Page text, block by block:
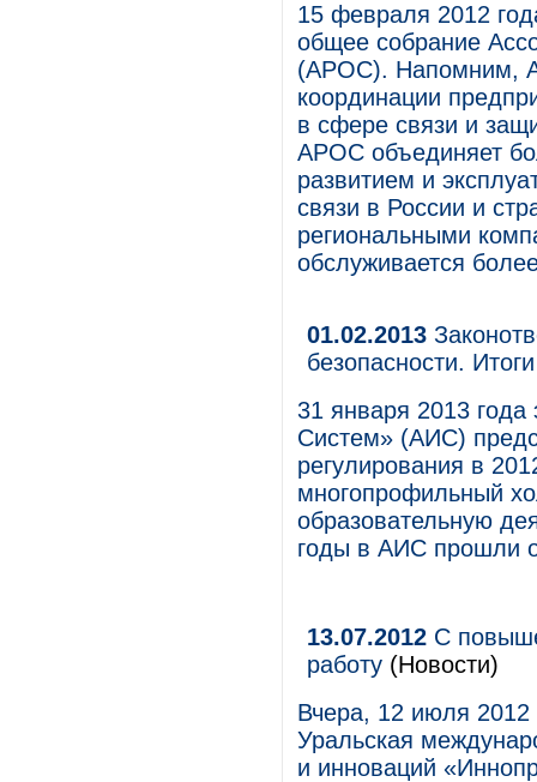
15 февраля 2012
общее собрание
(АРОС). Напомним,
координации
в сфере связи и
АРОС объединяет
развитием и
связи в России и
региональными
обслуживается
01.02.2013
безопасности.
31 января 2013
Систем» (АИС)
регулирования в
многопрофильный
образовательную
годы в АИС прошли
13.07.2012 С
работу (Новости)
Вчера, 12 июля 2012
Уральская
и инноваций